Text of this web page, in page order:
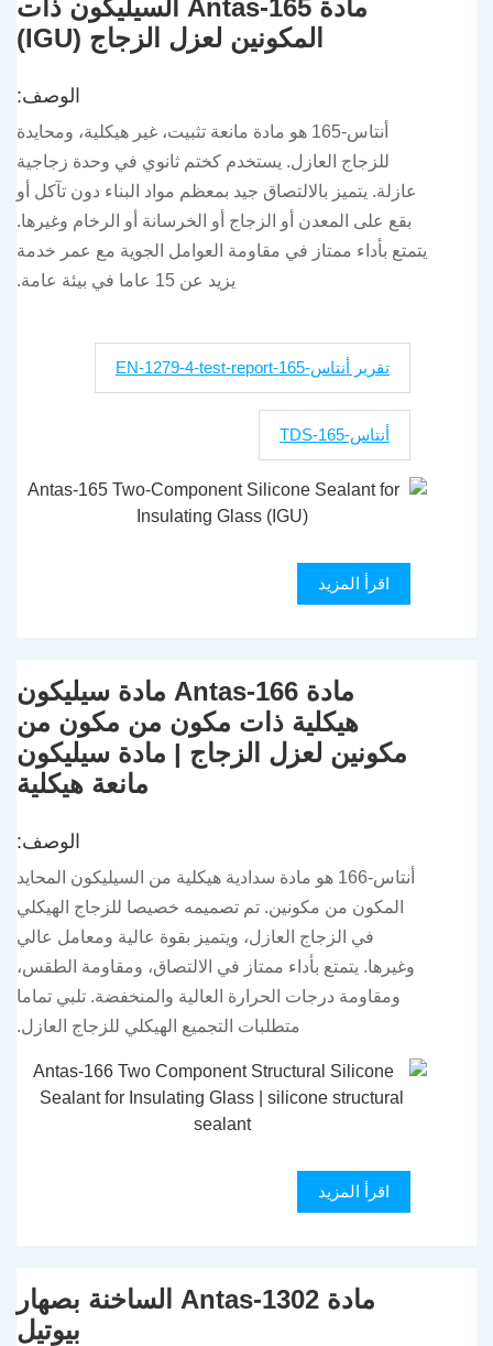
مادة Antas-165 السيليكون ذات
المكونين لعزل الزجاج (IGU)
الوصف:
أنتاس-165 هو مادة مانعة تثبيت، غير هيكلية، ومحايدة
للزجاج العازل. يستخدم كختم ثانوي في وحدة زجاجية
عازلة. يتميز بالالتصاق جيد بمعظم مواد البناء دون تآكل أو
بقع على المعدن أو الزجاج أو الخرسانة أو الرخام وغيرها.
يتمتع بأداء ممتاز في مقاومة العوامل الجوية مع عمر خدمة
يزيد عن 15 عاما في بيئة عامة.
تقرير أنتاس-165-EN-1279-4-test-report
أنتاس-165-TDS
اقرأ المزيد
مادة Antas-166 مادة سيليكون
هيكلية ذات مكون من مكون من
مكونين لعزل الزجاج | مادة سيليكون
مانعة هيكلية
الوصف:
أنتاس-166 هو مادة سدادية هيكلية من السيليكون المحايد
المكون من مكونين. تم تصميمه خصيصا للزجاج الهيكلي
في الزجاج العازل، ويتميز بقوة عالية ومعامل عالي
وغيرها. يتمتع بأداء ممتاز في الالتصاق، ومقاومة الطقس،
ومقاومة درجات الحرارة العالية والمنخفضة. تلبي تماما
متطلبات التجميع الهيكلي للزجاج العازل.
اقرأ المزيد
مادة Antas-1302 الساخنة بصهار
بيوتيل